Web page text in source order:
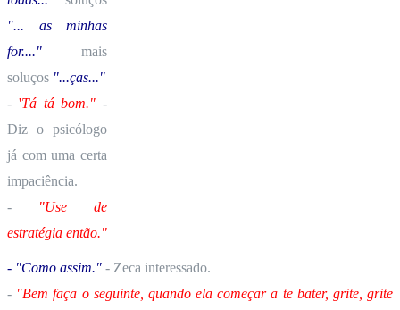
"... as minhas
for...." mais
soluços "...ças..."
- 'Tá tá bom." -
Diz o psicólogo
já com uma certa
impaciência.
-
"Use de
estratégia então."
- "Como assim." - Zeca interessado.
- "Bem faça o seguinte, quando ela começar a te bater, grite, grite